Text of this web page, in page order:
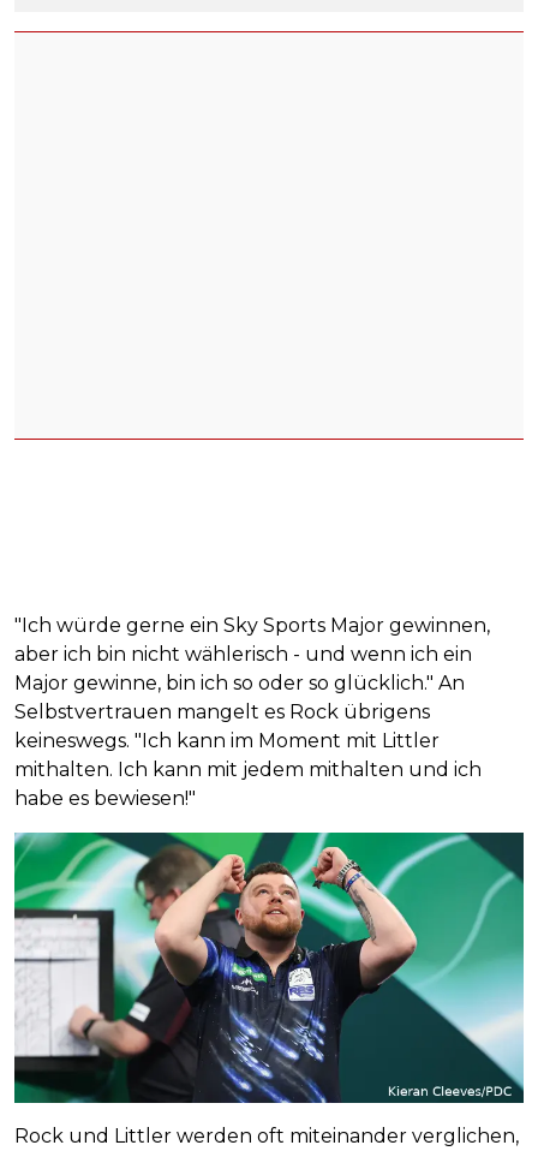
"Ich würde gerne ein Sky Sports Major gewinnen,
aber ich bin nicht wählerisch - und wenn ich ein
Major gewinne, bin ich so oder so glücklich." An
Selbstvertrauen mangelt es Rock übrigens
keineswegs. "Ich kann im Moment mit Littler
mithalten. Ich kann mit jedem mithalten und ich
habe es bewiesen!"
Rock und Littler werden oft miteinander verglichen,